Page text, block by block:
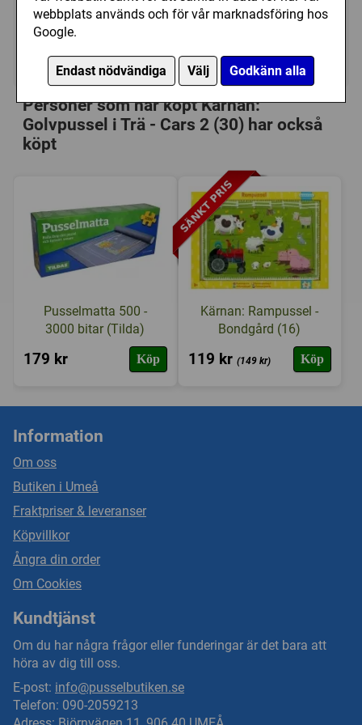
webbplats används och för vår marknadsföring hos
Google.
Endast nödvändiga Välj Godkänn alla
199 kr Utgått
Ej tillgänglig
Personer som har köpt Kärnan:
Golvpussel i Trä - Cars 2 (30) har också
köpt
Pusselmatta 500 -
3000 bitar (Tilda)
179 kr Köp
Kärnan: Rampussel -
Bondgård (16)
119 kr (149 kr) Köp
Information
Om oss
Butiken i Umeå
Fraktpriser & leveranser
Köpvillkor
Ångra din order
Om Cookies
Kundtjänst
Om du har några frågor eller funderingar är det bara att
höra av dig till oss.
E-post: info@pusselbutiken.se
Telefon: 090-2059213